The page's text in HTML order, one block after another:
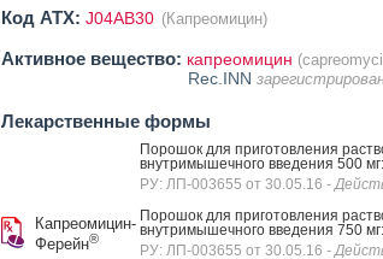
Код ATX: J04AB30 (Капреомицин)
Активное вещество: капреомицин
Rec.INN
Лекарственные формы
Капреомицин-
Ферейн®
Порошок для приготовления
внутримышечного введения 500
РУ: ЛП-003655 от 30.05.16 -
Порошок для приготовления
внутримышечного введения 750
РУ: ЛП-003655 от 30.05.16 -